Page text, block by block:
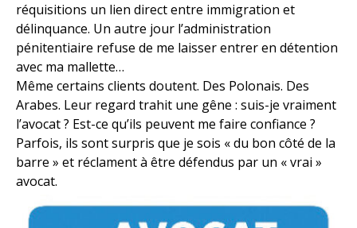
réquisitions un lien direct entre immigration et
délinquance. Un autre jour l’administration
pénitentiaire refuse de me laisser entrer en détention
avec ma mallette…
Même certains clients doutent. Des Polonais. Des
Arabes. Leur regard trahit une gêne : suis-je vraiment
l’avocat ? Est-ce qu’ils peuvent me faire confiance ?
Parfois, ils sont surpris que je sois « du bon côté de la
barre » et réclament à être défendus par un « vrai »
avocat.